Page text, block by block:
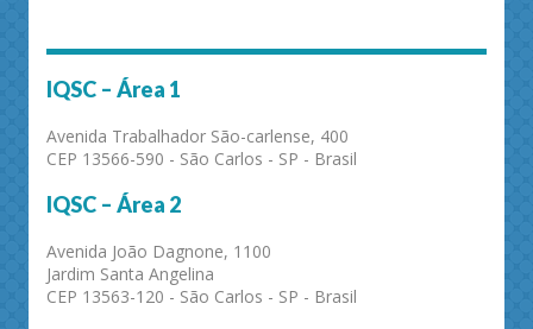
IQSC – Área 1
Avenida Trabalhador São-carlense, 400
CEP 13566-590 - São Carlos - SP - Brasil
IQSC – Área 2
Avenida João Dagnone, 1100
Jardim Santa Angelina
CEP 13563-120 - São Carlos - SP - Brasil